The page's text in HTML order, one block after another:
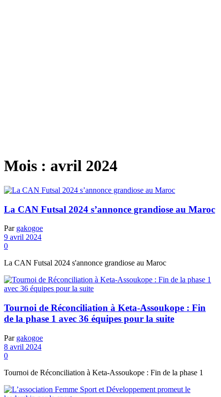
Mois : avril 2024
La CAN Futsal 2024 s’annonce grandiose au Maroc
Par gakogoe
9 avril 2024
0
La CAN Futsal 2024 s'annonce grandiose au Maroc
Tournoi de Réconciliation à Keta-Assoukope : Fin
de la phase 1 avec 36 équipes pour la suite
Par gakogoe
8 avril 2024
0
Tournoi de Réconciliation à Keta-Assoukope : Fin de la phase 1